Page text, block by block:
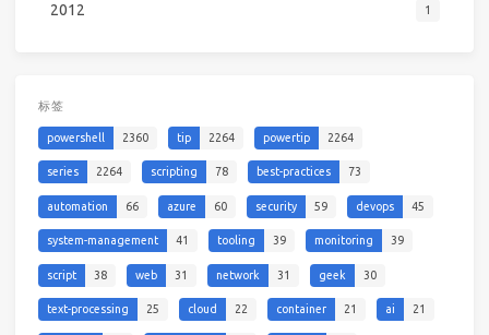
2012 1
标签
powershell 2360 tip 2264 powertip 2264
series 2264 scripting 78 best-practices 73
automation 66 azure 60 security 59 devops 45
system-management 41 tooling 39 monitoring 39
script 38 web 31 network 31 geek 30
text-processing 25 cloud 22 container 21 ai 21